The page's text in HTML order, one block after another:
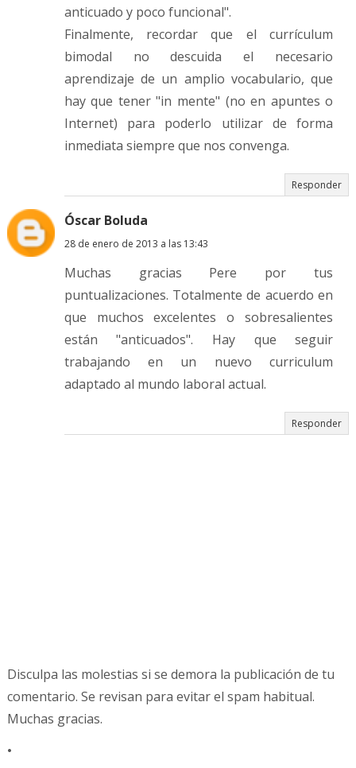
anticuado y poco funcional".
Finalmente, recordar que el currículum
bimodal no descuida el necesario
aprendizaje de un amplio vocabulario, que
hay que tener "in mente" (no en apuntes o
Internet) para poderlo utilizar de forma
inmediata siempre que nos convenga.
Responder
Óscar Boluda
28 de enero de 2013 a las 13:43
Muchas gracias Pere por tus
puntualizaciones. Totalmente de acuerdo en
que muchos excelentes o sobresalientes
están "anticuados". Hay que seguir
trabajando en un nuevo curriculum
adaptado al mundo laboral actual.
Responder
Disculpa las molestias si se demora la publicación de tu
comentario. Se revisan para evitar el spam habitual.
Muchas gracias.
.